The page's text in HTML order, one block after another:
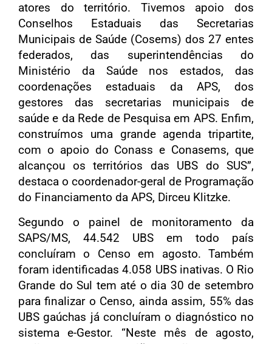
atores do território. Tivemos apoio dos
Conselhos Estaduais das Secretarias
Municipais de Saúde (Cosems) dos 27 entes
federados, das superintendências do
Ministério da Saúde nos estados, das
coordenações estaduais da APS, dos
gestores das secretarias municipais de
saúde e da Rede de Pesquisa em APS. Enfim,
construímos uma grande agenda tripartite,
com o apoio do Conass e Conasems, que
alcançou os territórios das UBS do SUS”,
destaca o coordenador-geral de Programação
do Financiamento da APS, Dirceu Klitzke.
Segundo o painel de monitoramento da
SAPS/MS, 44.542 UBS em todo país
concluíram o Censo em agosto. Também
foram identificadas 4.058 UBS inativas. O Rio
Grande do Sul tem até o dia 30 de setembro
para finalizar o Censo, ainda assim, 55% das
UBS gaúchas já concluíram o diagnóstico no
sistema e-Gestor. “Neste mês de agosto,